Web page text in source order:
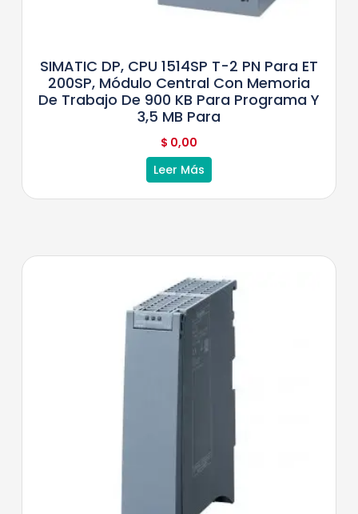
SIMATIC DP, CPU 1514SP T-2 PN Para ET
200SP, Módulo Central Con Memoria
De Trabajo De 900 KB Para Programa Y
3,5 MB Para
$ 0,00
Leer Más